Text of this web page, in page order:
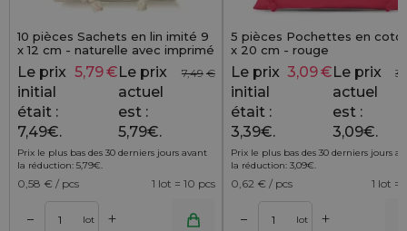
10 pièces Sachets en lin imité 9
x 12 cm - naturelle avec imprimé
thank you
7,49 €
Le prix
initial
était :
7,49€.
5,79€ Le prix
actuel
est :
5,79€.
Prix le plus bas des 30 derniers jours avant
la réduction: 5,79€.
0,58 € / pcs 1 lot = 10 pcs
– lot +
5 pièces Pochettes en
x 20 cm - rouge
Le prix
initial
était :
3,39€.
3,09€ Le prix
actuel
est :
3,09€.
Prix le plus bas des 30 derniers jours
la réduction: 3,09€.
0,62 € / pcs 1 lot =
– lot +
Ajouter au panier